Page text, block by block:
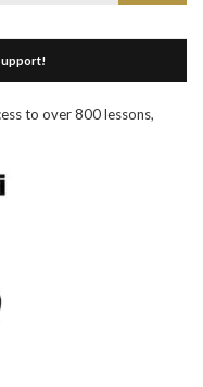
to over 800 lessons,